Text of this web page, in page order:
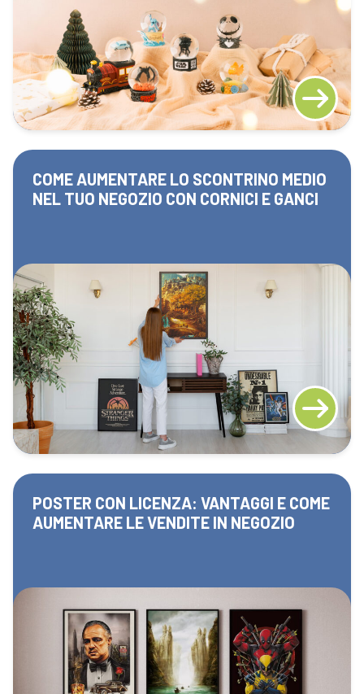
COME AUMENTARE LO SCONTRINO MEDIO
NEL TUO NEGOZIO CON CORNICI E GANCI
POSTER CON LICENZA: VANTAGGI E COME
AUMENTARE LE VENDITE IN NEGOZIO